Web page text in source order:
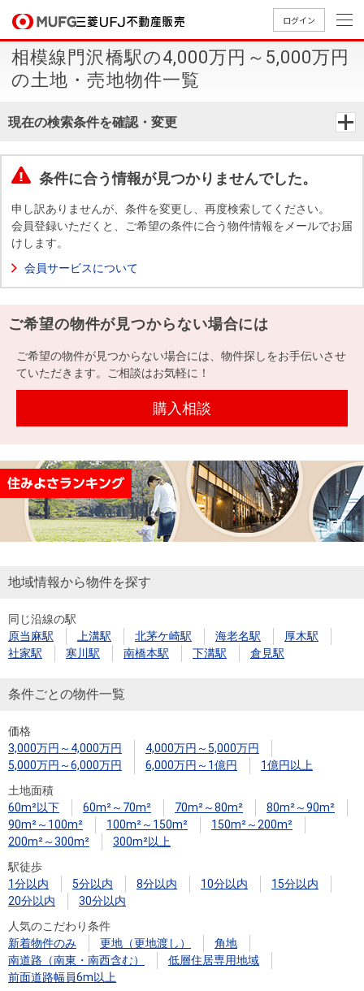
ログイン
買いたいTOP
中古
マン
ンを
探す
築・
一戸
建て
す
用
物
件
を
す
件を
探す
購入向け
サービス
住宅ロー
ンシミュ
住まい1プ
ラス（お
暮らしの
税金の本
（電子ブ
ック）
ド
売りたいTOP
無
料
定
却
談
売却
金額
試算
売却向け
周辺相場
住まい1プ
住まいと
暮らしの
税金の本
売却ガイ
ド
店舗案内TOP
店舗のご
案内（首
案内（名
案内（関
会社情報TOP
ごあいさ
つ
要
Way
経営ビジ
ョン
組織図
役員一
沿革
本社地
図
（電子ブ
ック版）
採用情報TOP
新卒採用
情報
採用情報
買いたい
売りたい
店舗案内
会社情報
採用情報
提携企業にお勤めの方
閉じる
相模線門沢橋駅の4,000万円～5,000万円
の土地・売地物件一覧
現在の検索条件を確認・変更
条件に合う情報が見つかりませんでした。
申し訳ありませんが、条件を変更し、再度検索してください。
会員登録いただくと、ご希望の条件に合う物件情報をメールでお届
けします。
会員サービスについて
ご希望の物件が見つからない場合には
ご希望の物件が見つからない場合には、物件探しをお手伝いさせ
ていただきます。ご相談はお気軽に！
購入相談
地域情報から物件を探す
同じ沿線の駅
原当麻駅
上溝駅 北茅ケ崎駅 海老名駅
厚木駅
社家駅
寒川駅 南橋本駅 下溝駅 倉見駅
条件ごとの物件一覧
価格
3,000万円～4,000万円
4,000万円～5,000万円
5,000万円～6,000万円
6,000万円～1億円
1億円以上
土地面積
60m²以下
60m²～70m² 70m²～80m²
80m²～90m²
90m²～100m²
100m²～150m²
150m²～200m²
200m²～300m²
300m²以上
駅徒歩
1分以内
5分以内 8分以内 10分以内
15分以内
20分以内
30分以内
人気のこだわり条件
新着物件のみ
更地（更地渡し）
角地
南道路（南東・南西含む）
低層住居専用地域
前面道路幅員6m以上